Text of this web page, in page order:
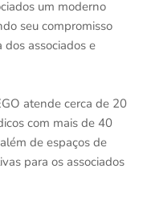
um moderno
seu compromisso
associados e
atende cerca de 20
com mais de 40
de espaços de
para os associados